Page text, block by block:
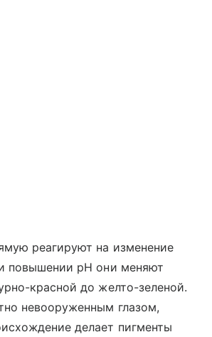
реагируют на изменение
повышении pH они меняют
красной до желто-зеленой.
невооруженным глазом,
делает пигменты